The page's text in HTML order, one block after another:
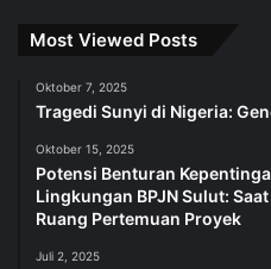
Most Viewed Posts
Oktober 7, 2025
Tragedi Sunyi di Nigeria:
Oktober 15, 2025
Potensi Benturan
Lingkungan BPJN Sulut:
Ruang Pertemuan Proyek
Juli 2, 2025